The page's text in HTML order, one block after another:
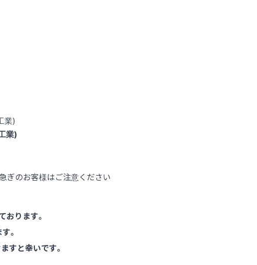
業)
業)
ぎのお客様はご注意ください
ります。
。
すと幸いです。